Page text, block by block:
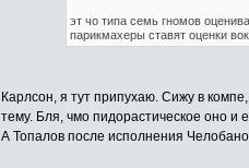
эт чо типа семь гномов
парикмахеры ставят оценки
Карлсон, я тут припухаю. Сижу в
тему. Бля, чмо пидорастическое оно и
А Топалов после исполнения